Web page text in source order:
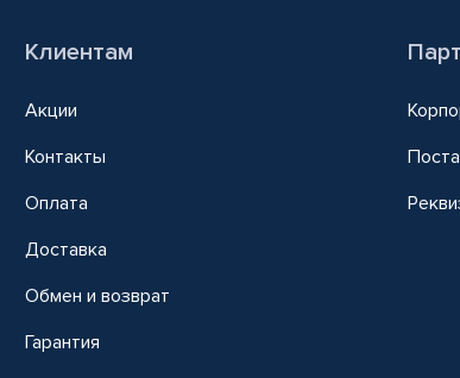
Клиентам
Акции
Контакты
Оплата
Доставка
Обмен и возврат
Гарантия